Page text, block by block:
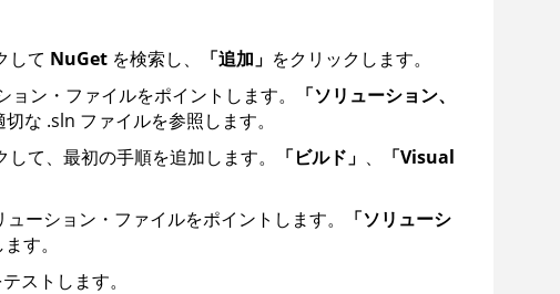
して NuGetを検索し、 「追加」 をクリックします。
ョン・ファイルをポイントします。
「ソリューション、
切な .sln ファイルを参照します。
して、最初の手順を追加します。 「ビルド」 、
「Visual
ーション・ファイルをポイントします。
「ソリューシ
す。
ストします。